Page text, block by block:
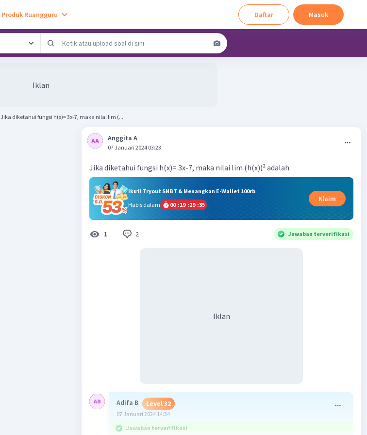
Produk Ruangguru Daftar Masuk
Iklan
Jika diketahui fungsi h(x)= 3x-7, maka nilai lim (...
Anggita A
07 Januari 2024 03:23
Jika diketahui fungsi h(x)= 3x-7, maka nilai lim (h(x))² adalah
Ikuti Tryout SNBT & Menangkan E-Wallet 100rb
Habis dalam
00 :19 :29 :34
Klaim
1 2 Jawaban terverifikasi
Iklan
Adifa B Level 32
07 Januari 2024 14:34
Jawaban terverifikasi